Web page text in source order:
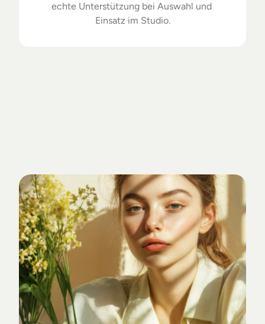
echte Unterstützung bei Auswahl und
Einsatz im Studio.
Studio-Alltag.